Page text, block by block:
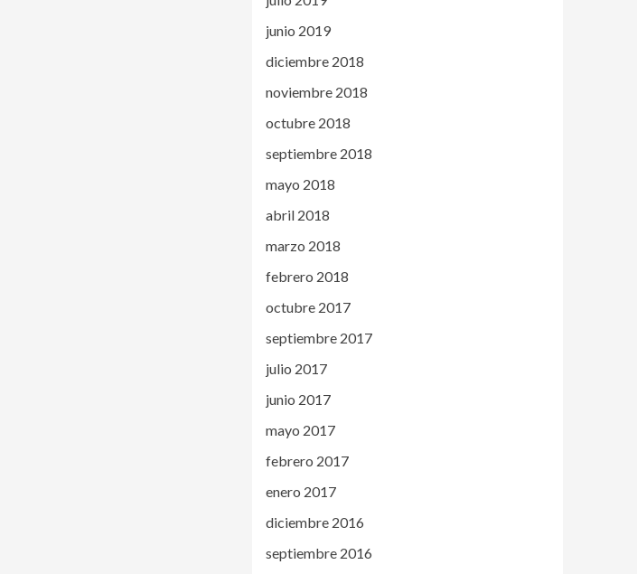
junio 2019
diciembre 2018
noviembre 2018
octubre 2018
septiembre 2018
mayo 2018
abril 2018
marzo 2018
febrero 2018
octubre 2017
septiembre 2017
julio 2017
junio 2017
mayo 2017
febrero 2017
enero 2017
diciembre 2016
septiembre 2016